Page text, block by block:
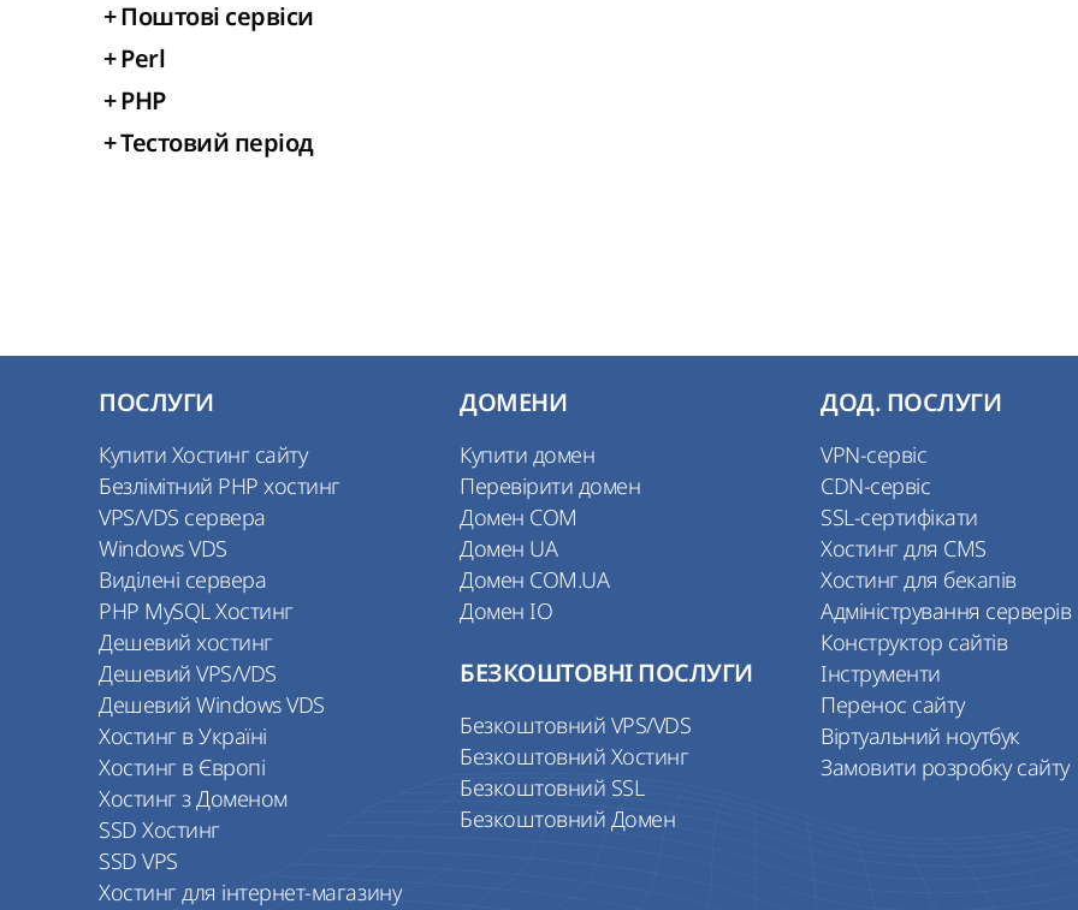
+Поштові сервіси
+Perl
+PHP
+Тестовий період
ПОСЛУГИ
Купити Хостинг сайту
Безлімітний PHP хостинг
VPS/VDS сервера
Windows VDS
Виділені сервера
PHP MySQL Хостинг
Дешевий хостинг
Дешевий VPS/VDS
Дешевий Windows VDS
Хостинг в Україні
Хостинг в Європі
Хостинг з Доменом
SSD Хостинг
SSD VPS
Хостинг для інтернет-магазину
ДОМЕНИ
Купити домен
Перевірити домен
Домен COM
Домен UA
Домен COM.UA
Домен IO
БЕЗКОШТОВНІ ПОСЛУГИ
Безкоштовний VPS/VDS
Безкоштовний Хостинг
Безкоштовний SSL
Безкоштовний Домен
ДОД. ПОСЛУГИ
VPN-сервіс
CDN-сервіс
SSL-сертифікати
Хостинг для CMS
Хостинг для бекапів
Адміністрування серверів
Конструктор сайтів
Інструменти
Перенос сайту
Віртуальний ноутбук
Замовити розробку сайту